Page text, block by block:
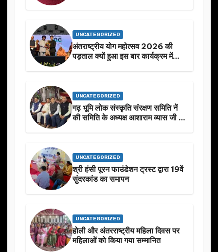
UNCATEGORIZED
अंतराष्ट्रीय योग महोत्सव 2026 की
पड़ताल क्यों हुआ इस बार कार्यक्रम में
UNCATEGORIZED
गढ़ भूमि लोक संस्कृति संरक्षण समिति नें
की समिति के अध्यक्ष आशाराम व्यास जी के
UNCATEGORIZED
श्री हंसी पूरन फाउंडेशन ट्रस्ट द्वारा 19वें
सुंदरकांड का समापन
UNCATEGORIZED
होली और अंतरराष्ट्रीय महिला दिवस पर
महिलाओं को किया गया सम्मानित